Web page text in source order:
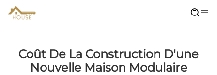
Coût De La Construction D'une
Nouvelle Maison Modulaire